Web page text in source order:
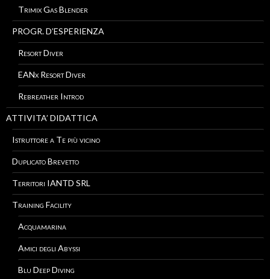
Trimix Gas Blender
PROGR. D’ESPERIENZA
Resort Diver
EANx Resort Diver
Rebreather Introd
ATTIVITA’ DIDATTICA
Istruttore a Te più vicino
Duplicato Brevetto
Territori IANTD SRL
Training Facility
Acquamarina
Amici degli Abyssi
Blu Deep Diving